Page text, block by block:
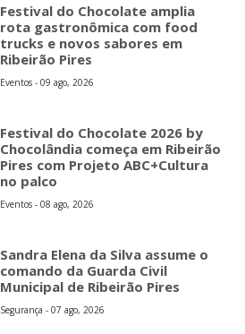
Festival do Chocolate amplia
rota gastronômica com food
trucks e novos sabores em
Ribeirão Pires
Eventos - 09 ago, 2026
Festival do Chocolate 2026 by
Chocolândia começa em Ribeirão
Pires com Projeto ABC+Cultura
no palco
Eventos - 08 ago, 2026
Sandra Elena da Silva assume o
comando da Guarda Civil
Municipal de Ribeirão Pires
Segurança - 07 ago, 2026